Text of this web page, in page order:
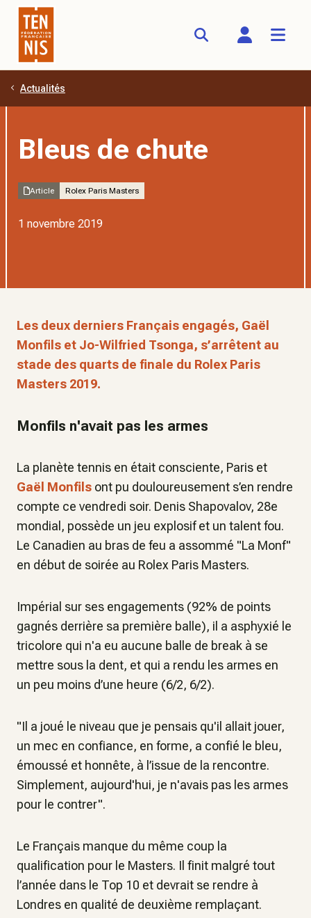
Aller au contenu principal
Actualités
Bleus de chute
Article Rolex Paris Masters
1 novembre 2019
Les deux derniers Français engagés, Gaël
Monfils et Jo-Wilfried Tsonga, s’arrêtent au
stade des quarts de finale du Rolex Paris
Masters 2019.
Monfils n'avait pas les armes
La planète tennis en était consciente, Paris et
Gaël Monfils ont pu douloureusement s’en rendre
compte ce vendredi soir. Denis Shapovalov, 28e
mondial, possède un jeu explosif et un talent fou.
Le Canadien au bras de feu a assommé "La Monf"
en début de soirée au Rolex Paris Masters.
Impérial sur ses engagements (92% de points
gagnés derrière sa première balle), il a asphyxié le
tricolore qui n'a eu aucune balle de break à se
mettre sous la dent, et qui a rendu les armes en
un peu moins d’une heure (6/2, 6/2).
"Il a joué le niveau que je pensais qu'il allait jouer,
un mec en confiance, en forme, a confié le bleu,
émoussé et honnête, à l’issue de la rencontre.
Simplement, aujourd'hui, je n'avais pas les armes
pour le contrer".
Le Français manque du même coup la
qualification pour le Masters. Il finit malgré tout
l’année dans le Top 10 et devrait se rendre à
Londres en qualité de deuxième remplaçant.